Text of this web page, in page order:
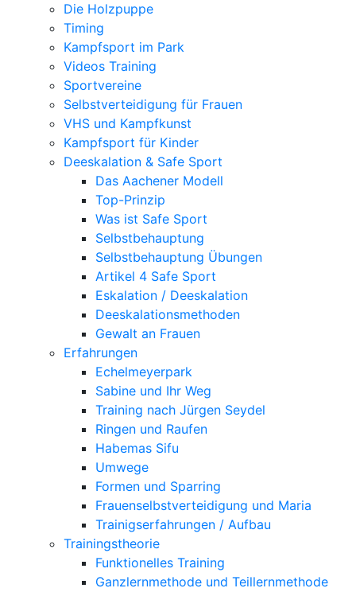
Die Holzpuppe
Timing
Kampfsport im Park
Videos Training
Sportvereine
Selbstverteidigung für Frauen
VHS und Kampfkunst
Kampfsport für Kinder
Deeskalation & Safe Sport
Das Aachener Modell
Top-Prinzip
Was ist Safe Sport
Selbstbehauptung
Selbstbehauptung Übungen
Artikel 4 Safe Sport
Eskalation / Deeskalation
Deeskalationsmethoden
Gewalt an Frauen
Erfahrungen
Echelmeyerpark
Sabine und Ihr Weg
Training nach Jürgen Seydel
Ringen und Raufen
Habemas Sifu
Umwege
Formen und Sparring
Frauenselbstverteidigung und Maria
Trainigserfahrungen / Aufbau
Trainingstheorie
Funktionelles Training
Ganzlernmethode und Teillernmethode